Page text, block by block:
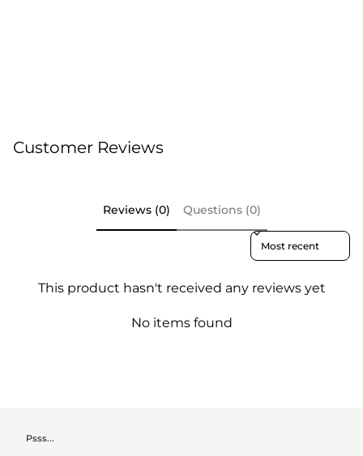
Customer Reviews
Reviews (0) Questions (0)
Sort reviews by
This product hasn't received any reviews yet
No items found
Psss...